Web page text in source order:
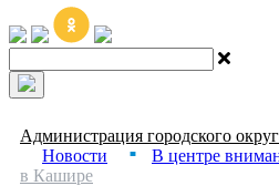
Администрация городского
Новости ■ В центре
в Кашире